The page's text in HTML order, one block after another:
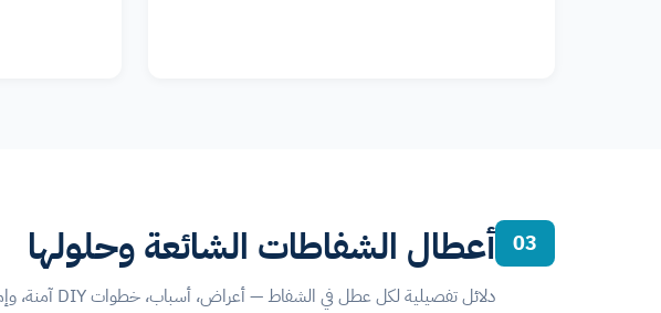
03 أعطال الشفاطات الشائعة وحلولها
دلائل تفصيلية لكل عطل في الشفاط — أعراض، أسباب، خطوات DIY آمنة، وإمتى لازم تطلب فني.